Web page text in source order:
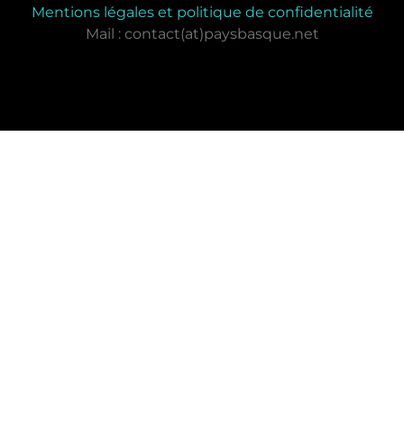
Mentions légales et politique de confidentialité
Mail : contact(at)paysbasque.net